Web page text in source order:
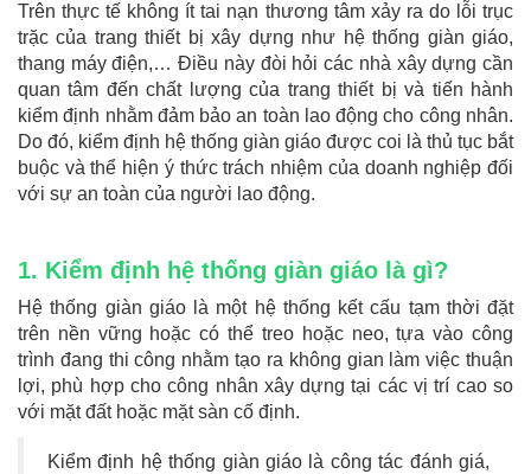
Trên thực tế không ít tai nạn thương tâm xảy ra do lỗi trục
trặc của trang thiết bị xây dựng như hệ thống giàn giáo,
thang máy điện,… Điều này đòi hỏi các nhà xây dựng cần
quan tâm đến chất lượng của trang thiết bị và tiến hành
kiểm định nhằm đảm bảo an toàn lao động cho công nhân.
Do đó, kiểm định hệ thống giàn giáo được coi là thủ tục bắt
buộc và thể hiện ý thức trách nhiệm của doanh nghiệp đối
với sự an toàn của người lao động.
1. Kiểm định hệ thống giàn giáo là gì?
Hệ thống giàn giáo là một hệ thống kết cấu tạm thời đặt
trên nền vững hoặc có thể treo hoặc neo, tựa vào công
trình đang thi công nhằm tạo ra không gian làm việc thuận
lợi, phù hợp cho công nhân xây dựng tại các vị trí cao so
với mặt đất hoặc mặt sàn cố định.
Kiểm định hệ thống giàn giáo là công tác đánh giá,